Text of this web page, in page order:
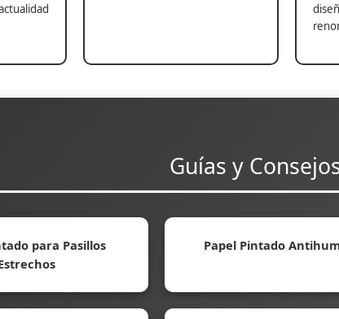
Guías y
para Pasillos
Papel Pintado